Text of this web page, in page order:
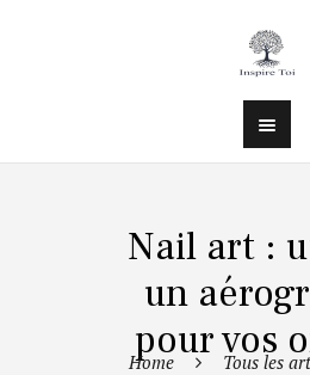
Nail art :
un
pour vos
Home Tous les